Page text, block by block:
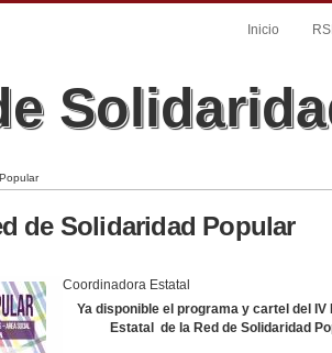
Inicio
de Solidaridad Popular
Coordinadora Estatal
Ya disponible el programa y cartel del IV
Estatal de la Red de Solidaridad